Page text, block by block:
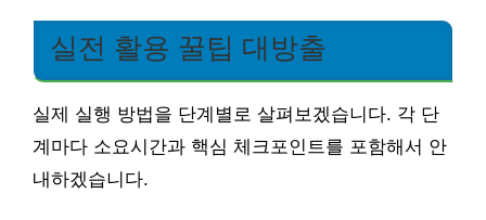
실전 활용 꿀팁 대방출
실제 실행 방법을 단계별로 살펴보겠습니다. 각 단
계마다 소요시간과 핵심 체크포인트를 포함해서 안
내하겠습니다.